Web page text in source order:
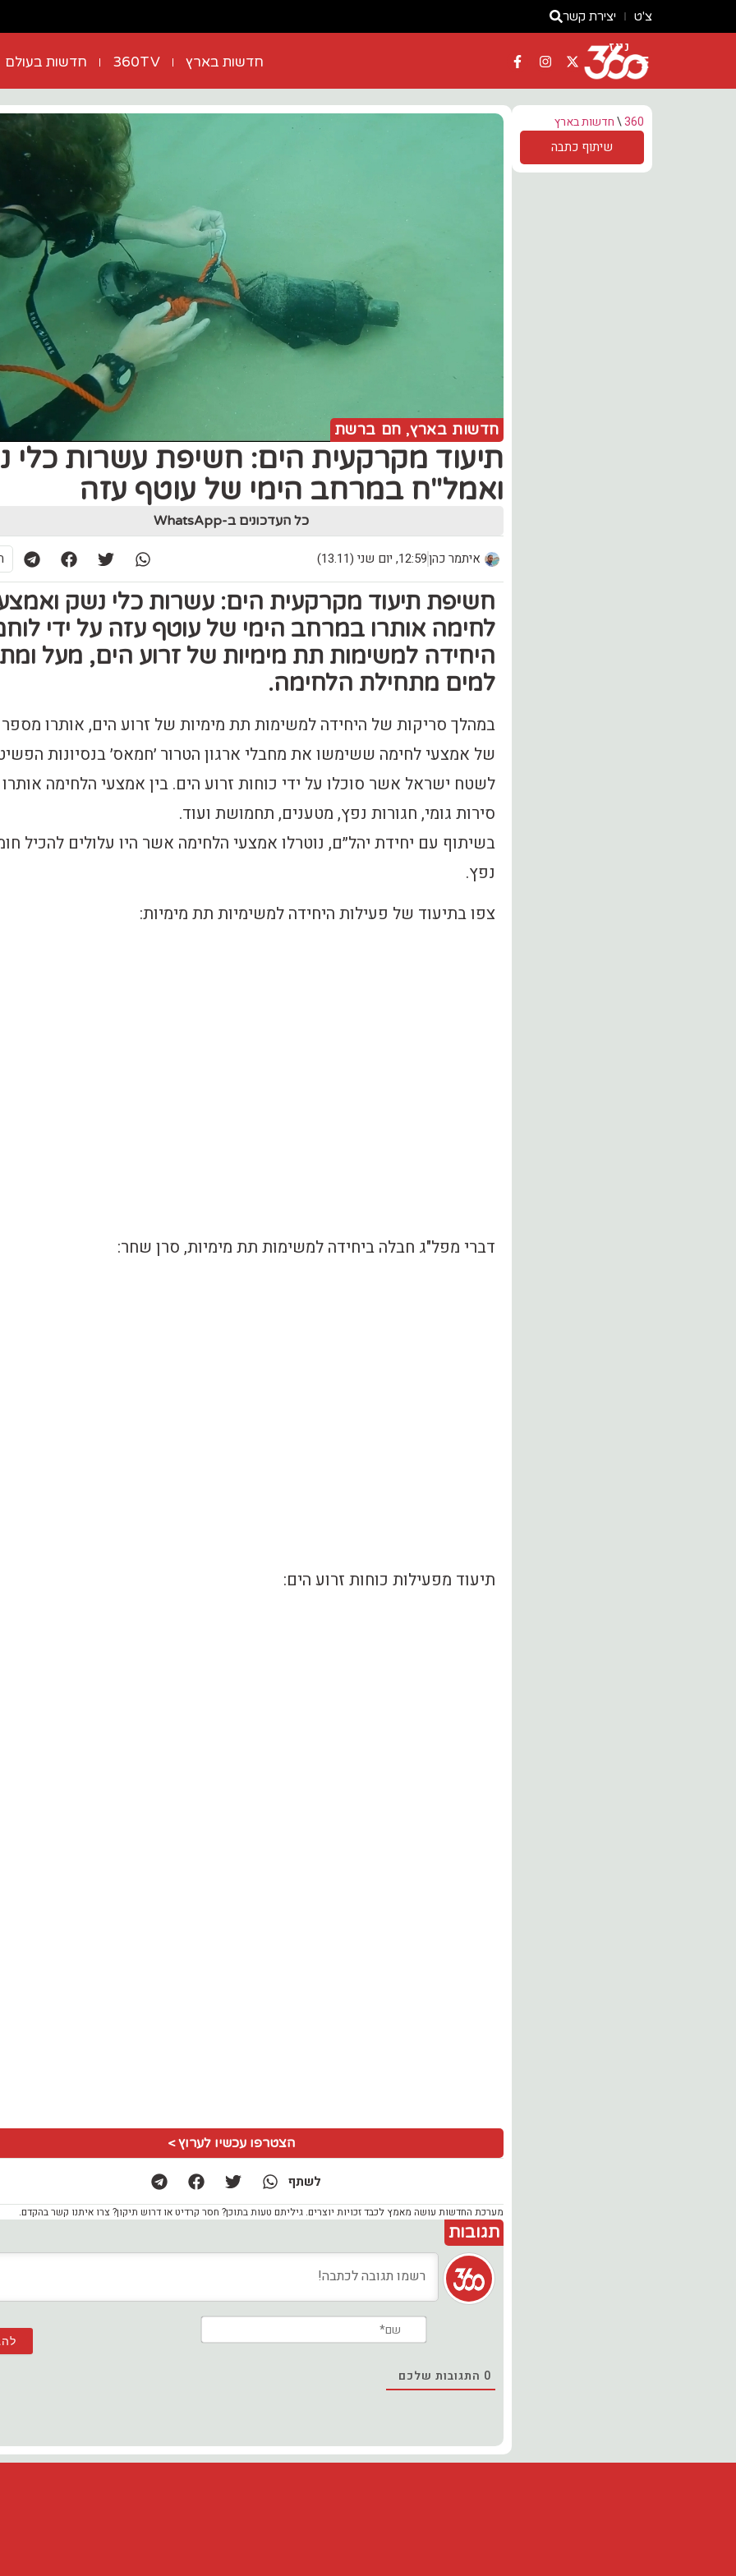
צ'ט יצירת קשר
ניוז
חדשות בארץ 360TV חדשות בעולם
360
\חדשות בארץ
שיתוף כתבה
חדשות בארץ, חם ברשת
תיעוד מקרקעית הים: חשיפת עשרות כלי
ואמל"ח במרחב הימי של עוטף עזה
כל העדכונים ב-WhatsApp
איתמר כהן12:59, יום שני (13.11)
חשיפת תיעוד מקרקעית הים: עשרות כלי נשק
לחימה אותרו במרחב הימי של עוטף עזה על ידי
היחידה למשימות תת מימיות של זרוע הים, מעל
למים מתחילת הלחימה.
במהלך סריקות של היחידה למשימות תת מימיות של זרוע הים, אותרו
של אמצעי לחימה ששימשו את מחבלי ארגון הטרור ׳חמאס׳ בנסיונות
לשטח ישראל אשר סוכלו על ידי כוחות זרוע הים. בין אמצעי הלחימה אותרו
סירות גומי, חגורות נפץ, מטענים, תחמושת ועוד.
בשיתוף עם יחידת יהל״ם, נוטרלו אמצעי הלחימה אשר היו עלולים להכיל
נפץ.
צפו בתיעוד של פעילות היחידה למשימיות תת מימיות:
דברי מפל"ג חבלה ביחידה למשימות תת מימיות, סרן שחר:
תיעוד מפעילות כוחות זרוע הים:
הצטרפו עכשיו לערוץ >
לשתף
מערכת החדשות עושה מאמץ לכבד זכויות יוצרים. גיליתם טעות בתוכן? חסר קרדיט או דרוש תיקון? צרו איתנו קשר בהקדם.
תגובות
0 התגובות שלכם